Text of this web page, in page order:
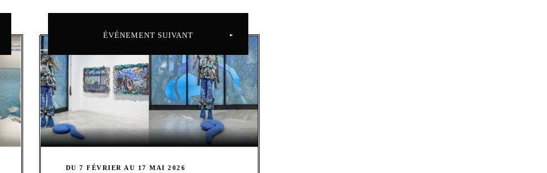
ÉVÉNEMENT SUIVANT
DU 7 FÉVRIER AU 17 MAI 2026